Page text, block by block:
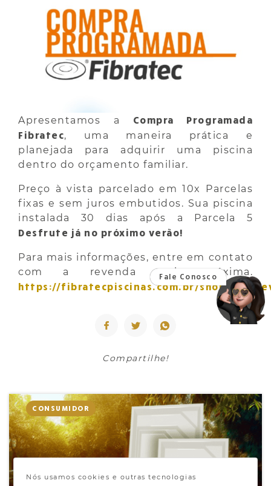
Nós usamos cookies e outras tecnologias
Apresentamos a Compra Programada
Fibratec, uma maneira prática e
planejada para adquirir uma piscina
dentro do orçamento familiar.
Preço à vista parcelado em 10x Parcelas
fixas e sem juros embutidos. Sua piscina
instalada 30 dias após a Parcela 5
Desfrute já no próximo verão!
Para mais informações, entre em contato
com a revenda mais próxima.
https://fibratecpiscinas.com.br/shopping/
Compartilhe!
CONSUMIDOR